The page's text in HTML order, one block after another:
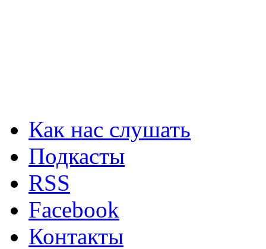
Как нас слушать
Подкасты
RSS
Facebook
Контакты